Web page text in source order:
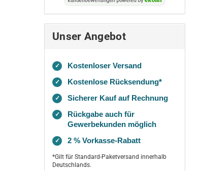
Unser Angebot
✓ Kostenloser Versand
✓ Kostenlose Rücksendung*
✓ Sicherer Kauf auf Rechnung
✓
Rückgabe auch für
Gewerbekunden möglich
✓ 2 % Vorkasse-Rabatt
*Gilt für Standard-Paketversand innerhalb
Deutschlands.